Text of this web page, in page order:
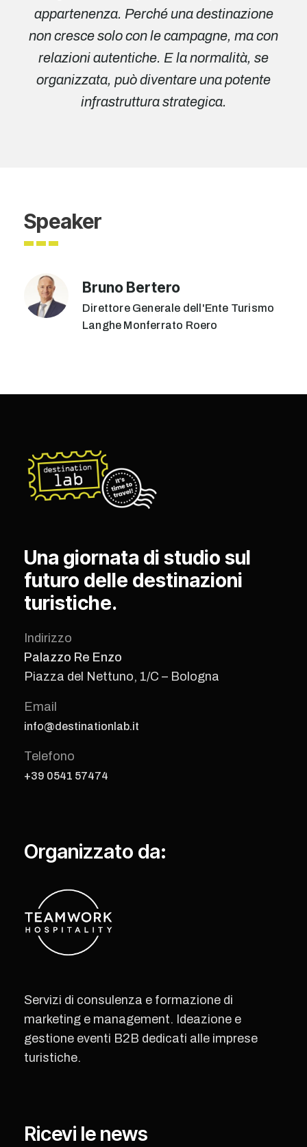
appartenenza. Perché una destinazione
non cresce solo con le campagne, ma con
relazioni autentiche. E la normalità, se
organizzata, può diventare una potente
infrastruttura strategica.
Speaker
Bruno Bertero
Direttore Generale dell'Ente Turismo
Langhe Monferrato Roero
Una giornata di studio sul
futuro delle destinazioni
turistiche.
Indirizzo
Palazzo Re Enzo
Piazza del Nettuno, 1/C – Bologna
Email
info@destinationlab.it
Telefono
+39 0541 57474
Organizzato da:
Servizi di consulenza e formazione di
marketing e management. Ideazione e
gestione eventi B2B dedicati alle imprese
turistiche.
Ricevi le news